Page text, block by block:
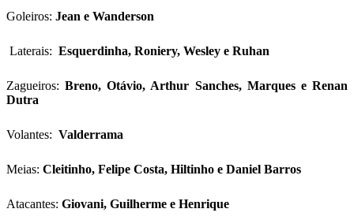
Goleiros: Jean e Wanderson
Laterais: Esquerdinha, Roniery, Wesley e Ruhan
Zagueiros:Breno, Otávio, Arthur Sanches, Marques e Renan
Dutra
Volantes: Valderrama
Meias: Cleitinho, Felipe Costa, Hiltinho e Daniel Barros
Atacantes: Giovani, Guilherme e Henrique